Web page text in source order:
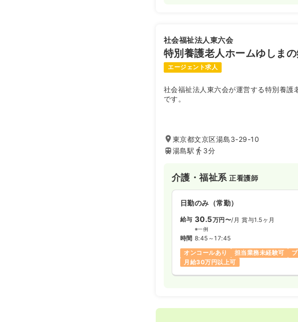
時間 8:30～17:15
4週8休以上
オンコールあり
担当業
ブランク可
社会福祉法人東六会
特別養護老人ホームゆしま
エージェント求人
社会福祉法人東六会が運営する特別養護
です。
東京都文京区湯島3-29-10
湯島駅
3分
介護・福祉系正看護師
日勤のみ（常勤）
給与 30.5万円〜/月 賞与1.5ヶ月
※一例
時間 8:45～17:45
オンコールあり
担当業務未経験可
月給30万円以上可